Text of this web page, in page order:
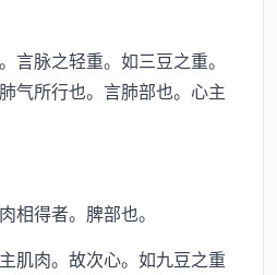
脉之轻重。如三豆之重。
气所行也。言肺部也。心主
得者。脾部也。
肉。故次心。如九豆之重